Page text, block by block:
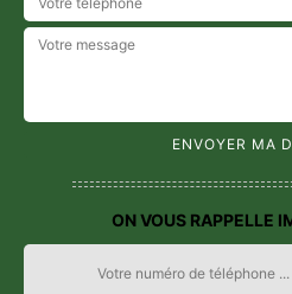
ON VOUS RAPPELLE